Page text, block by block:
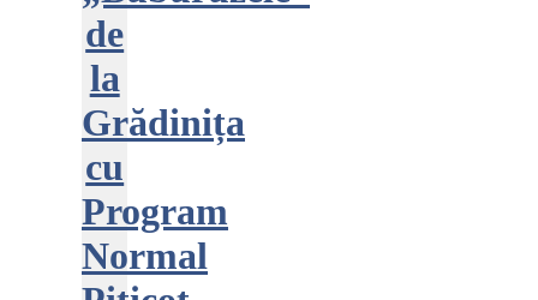
de
la
Grădinița
cu
Program
Normal